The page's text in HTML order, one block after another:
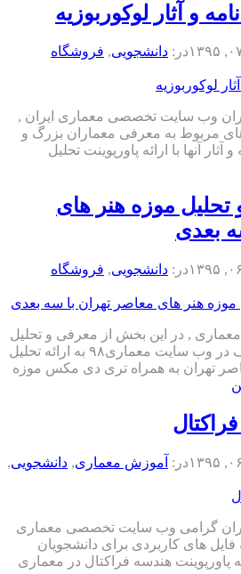
و آثار لوکوربوزیه
در: دانشجویی, فروشگاه
وب سایت تخصصی معماری ایران ,
های مربوط به معرفی معماران بزرگ و
آثار آنها با ارائه پاورپوینت تحلیل
تحلیل موزه هنر های
بعدی
در: دانشجویی, فروشگاه
, در این بخش از معرفی و تحلیل
موزه ها و فضا های معروف در وب سایت معماری۹۸ به ارائه تحلیل
تهران به همراه تری دی مکس موزه
در: آموزش معماری, دانشجویی,
گرامی وب سایت تخصصی معماری
فایل های کاربردی برای دانشجویان
پاورپوینت هندسه فراکتال در معماری